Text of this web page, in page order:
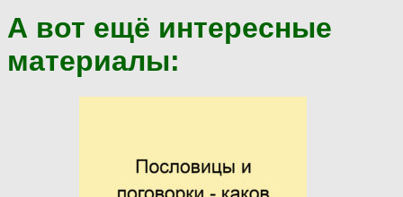
А вот ещё интересные
материалы: